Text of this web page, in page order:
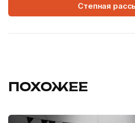
Степная
ПОХОЖЕЕ